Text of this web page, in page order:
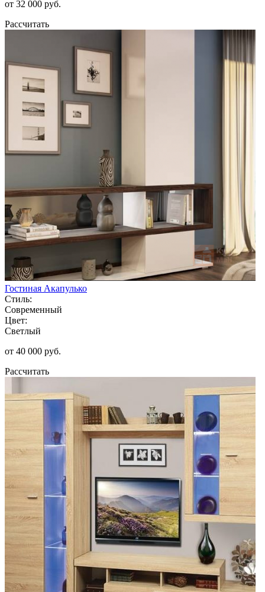
от 32 000 руб.
Рассчитать
Гостиная Акапулько
Стиль:
Современный
Цвет:
Светлый
от 40 000 руб.
Рассчитать